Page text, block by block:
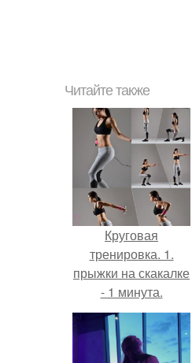
Читайте также
Круговая
тренировка. 1.
прыжки на скакалке
- 1 минута.